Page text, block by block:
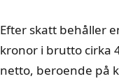
Efter skatt behåller
kronor i brutto cirka
netto, beroende på